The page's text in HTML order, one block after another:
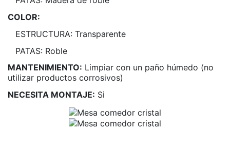
COLOR:
ESTRUCTURA: Transparente
PATAS: Roble
MANTENIMIENTO: Limpiar con un paño húmedo (no
utilizar productos corrosivos)
NECESITA MONTAJE: Si